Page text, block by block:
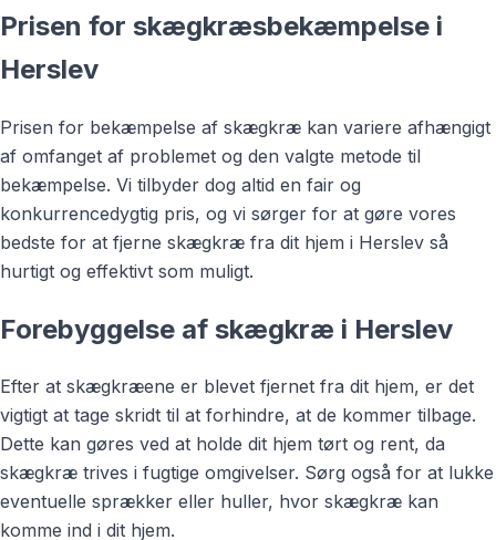
Prisen for skægkræsbekæmpelse i
Herslev
Prisen for bekæmpelse af skægkræ kan variere afhængigt
af omfanget af problemet og den valgte metode til
bekæmpelse. Vi tilbyder dog altid en fair og
konkurrencedygtig pris, og vi sørger for at gøre vores
bedste for at fjerne skægkræ fra dit hjem i Herslev så
hurtigt og effektivt som muligt.
Forebyggelse af skægkræ i Herslev
Efter at skægkræene er blevet fjernet fra dit hjem, er det
vigtigt at tage skridt til at forhindre, at de kommer tilbage.
Dette kan gøres ved at holde dit hjem tørt og rent, da
skægkræ trives i fugtige omgivelser. Sørg også for at lukke
eventuelle sprækker eller huller, hvor skægkræ kan
komme ind i dit hjem.